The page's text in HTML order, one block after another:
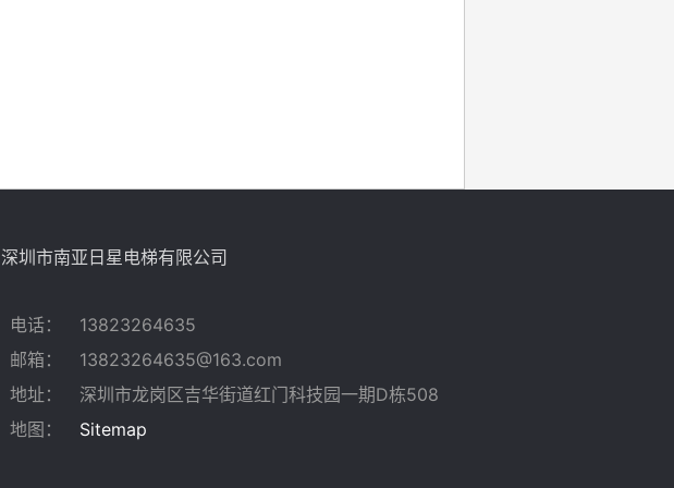
深圳市南亚日星电梯有限公司
电话：
13823264635
邮箱：
13823264635@163.com
地址：
深圳市龙岗区吉华街道红门科技园一期D栋508
地图：
Sitemap